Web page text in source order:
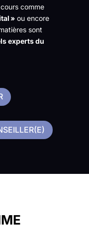
comme
»ou encore
sont
experts du